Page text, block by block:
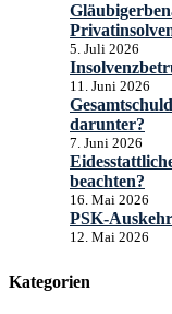
5. Juli 2026
11. Juni 2026
darunter?
7. Juni 2026
beachten?
16. Mai 2026
PSK-
12. Mai 2026
Kategorien